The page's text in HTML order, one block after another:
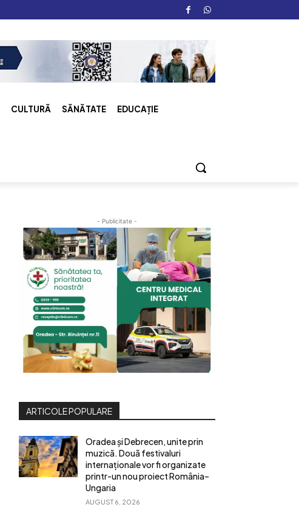
CULTURĂ SĂNĂTATE EDUCAȚIE
- Publicitate -
ARTICOLE POPULARE
Oradea și Debrecen, unite prin
muzică. Două festivaluri
internaționale vor fi organizate
printr-un nou proiect România–
Ungaria
AUGUST 6, 2026